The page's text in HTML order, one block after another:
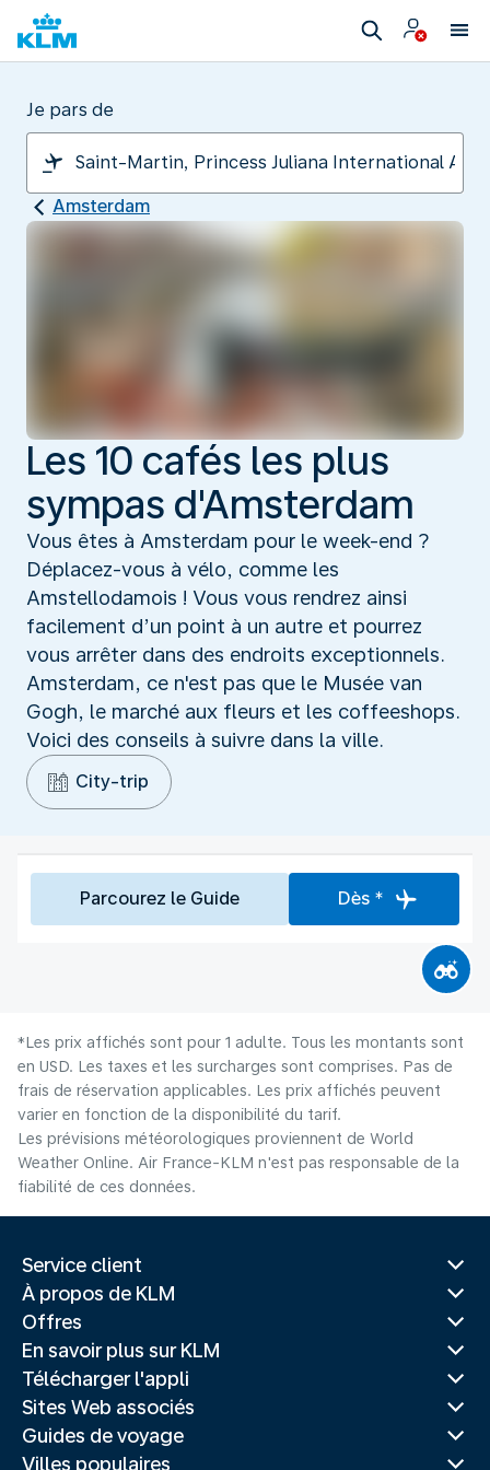
Je pars de
Amsterdam
Les 10 cafés les plus
sympas d'Amsterdam
Vous êtes à Amsterdam pour le week-end ?
Déplacez-vous à vélo, comme les
Amstellodamois ! Vous vous rendrez ainsi
facilement d’un point à un autre et pourrez
vous arrêter dans des endroits exceptionnels.
Amsterdam, ce n'est pas que le Musée van
Gogh, le marché aux fleurs et les coffeeshops.
Voici des conseils à suivre dans la ville.
City-trip
Parcourez le Guide Dès *
*Les prix affichés sont pour 1 adulte. Tous les montants sont
en USD. Les taxes et les surcharges sont comprises. Pas de
frais de réservation applicables. Les prix affichés peuvent
varier en fonction de la disponibilité du tarif.
Les prévisions météorologiques proviennent de World
Weather Online. Air France-KLM n'est pas responsable de la
fiabilité de ces données.
Service client
À propos de KLM
Offres
En savoir plus sur KLM
Télécharger l'appli
Sites Web associés
Guides de voyage
Villes populaires